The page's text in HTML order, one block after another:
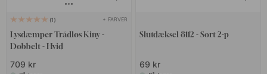
1 + FARVER
Lysdæmper Trådløs Kiny -
Dobbelt - Hvid
709 kr
Slutdæksel 8112 - Sort 2-p
69 kr